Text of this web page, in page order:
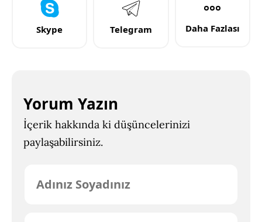
Skype Telegram Daha Fazlası
Yorum Yazın
İçerik hakkında ki düşüncelerinizi
paylaşabilirsiniz.